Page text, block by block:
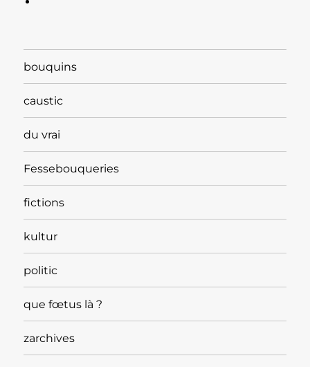
bouquins
caustic
du vrai
Fessebouqueries
fictions
kultur
politic
que fœtus là ?
zarchives